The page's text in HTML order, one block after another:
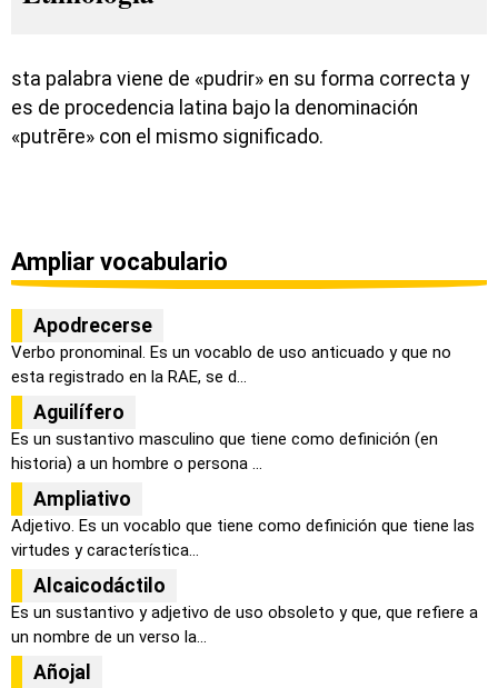
sta palabra viene de «pudrir» en su forma correcta y
es de procedencia latina bajo la denominación
«putrēre» con el mismo significado.
Ampliar vocabulario
Apodrecerse
Verbo pronominal. Es un vocablo de uso anticuado y que no
esta registrado en la RAE, se d...
Aguilífero
Es un sustantivo masculino que tiene como definición (en
historia) a un hombre o persona ...
Ampliativo
Adjetivo. Es un vocablo que tiene como definición que tiene las
virtudes y característica...
Alcaicodáctilo
Es un sustantivo y adjetivo de uso obsoleto y que, que refiere a
un nombre de un verso la...
Añojal